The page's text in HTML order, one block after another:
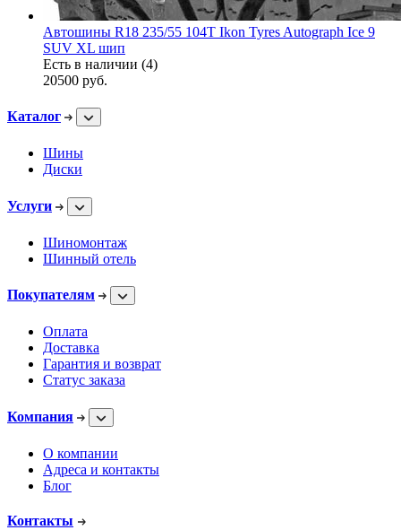
Автошины R18 235/55 104T Ikon Tyres Autograph Ice 9
SUV XL шип
Есть в наличии (4)
20500 руб.
Каталог
Шины
Диски
Услуги
Шиномонтаж
Шинный отель
Покупателям
Оплата
Доставка
Гарантия и возврат
Статус заказа
Компания
О компании
Адреса и контакты
Блог
Контакты